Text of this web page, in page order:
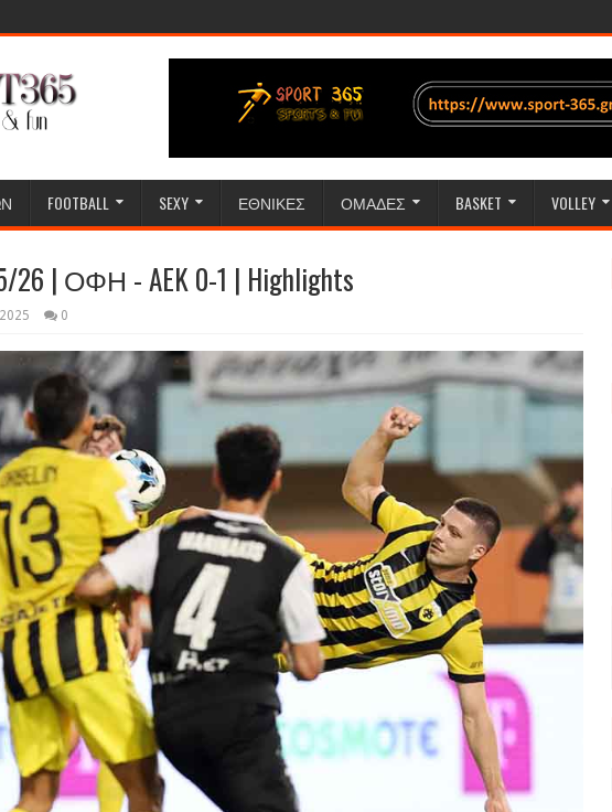
FOOTBALL SEXY ΕΘΝΙΚΕΣ ΟΜΑΔΕΣ BASKET VOLLEY
26 | ΟΦΗ - AEK 0-1 | Highlights
0